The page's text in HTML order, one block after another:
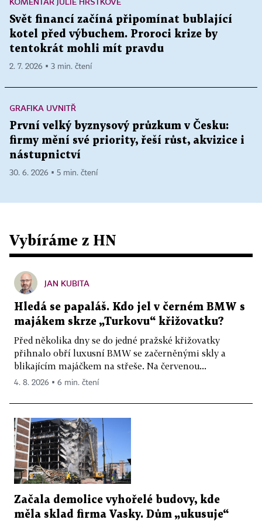
Svět financí začíná připomínat bublající
kotel před výbuchem. Proroci krize by
tentokrát mohli mít pravdu
2. 7. 2026 ▪ 3 min. čtení
GRAFIKA UVNITŘ
První velký byznysový průzkum v Česku:
firmy mění své priority, řeší růst, akvizice i
nástupnictví
30. 6. 2026 ▪ 5 min. čtení
Vybíráme z HN
JAN KUBITA
Hledá se papaláš. Kdo jel v černém BMW s
majákem skrze „Turkovu“ křižovatku?
Před několika dny se do jedné pražské křižovatky
přihnalo obří luxusní BMW se začerněnými skly a
blikajícím majáčkem na střeše. Na červenou...
4. 8. 2026 ▪ 6 min. čtení
Začala demolice vyhořelé budovy, kde
měla sklad firma Vasky. Dům „ukusuje“